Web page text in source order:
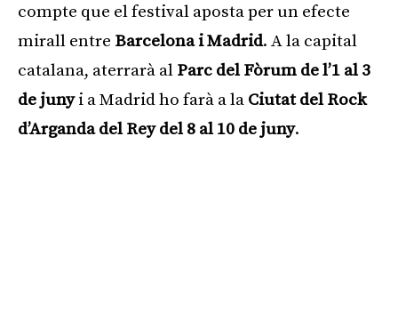
compte que el festival aposta per un efecte
mirall entre Barcelona i Madrid. A la capital
catalana, aterrarà al Parc del Fòrum de l’1 al 3
de junyi a Madrid ho farà a la Ciutat del Rock
d’Arganda del Rey del 8 al 10 de juny.